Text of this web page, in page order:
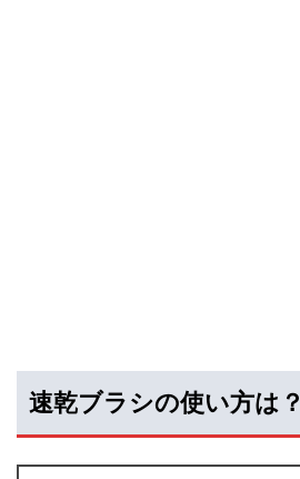
速乾ブラシの使い方は？